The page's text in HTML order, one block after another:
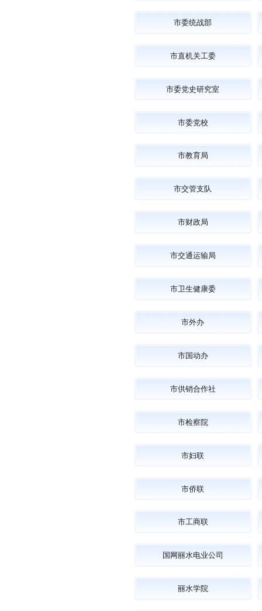
市委统战部
市直机关工委
市委党史研究室
市委党校
市教育局
市交管支队
市财政局
市交通运输局
市卫生健康委
市外办
市国动办
市供销合作社
市检察院
市妇联
市侨联
市工商联
国网丽水电业公司
丽水学院